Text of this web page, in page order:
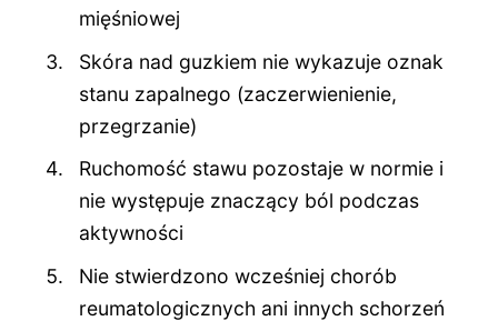
mięśniowej
Skóra nad guzkiem nie wykazuje oznak
stanu zapalnego (zaczerwienienie,
przegrzanie)
Ruchomość stawu pozostaje w normie i
nie występuje znaczący ból podczas
aktywności
Nie stwierdzono wcześniej chorób
reumatologicznych ani innych schorzeń